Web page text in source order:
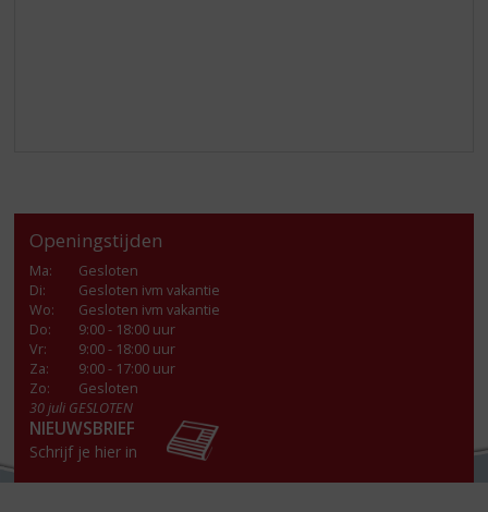
Openingstijden
Ma:
Gesloten
Di:
Gesloten ivm vakantie
Wo:
Gesloten ivm vakantie
Do:
9:00 - 18:00 uur
Vr:
9:00 - 18:00 uur
Za:
9:00 - 17:00 uur
Zo:
Gesloten
30 juli GESLOTEN
NIEUWSBRIEF
Schrijf je hier in